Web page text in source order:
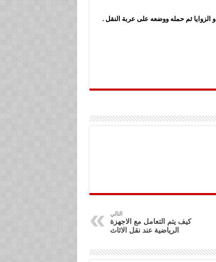
ثم حمله ووضعه على عربة النقل .
التالي
كيف يتم التعامل مع الاجهزة
الرياضية عند نقل الاثاث